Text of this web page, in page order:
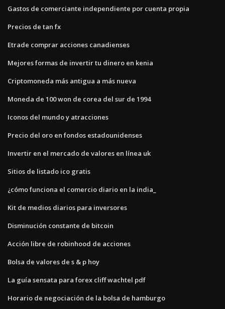
Gastos de comerciante independiente por cuenta propia
Precios de tan fx
Etrade comprar acciones canadienses
Mejores formas de invertir tu dinero en kenia
Criptomoneda más antigua a más nueva
Moneda de 100 won de corea del sur de 1994
Iconos del mundo y atracciones
Precio del oro en fondos estadounidenses
Invertir en el mercado de valores en línea uk
Sitios de listado ico gratis
¿cómo funciona el comercio diario en la india_
Kit de medios diarios para inversores
Disminución constante de bitcoin
Acción libre de robinhood de acciones
Bolsa de valores de s & p hoy
La guía sensata para forex cliff wachtel pdf
Horario de negociación de la bolsa de hamburgo